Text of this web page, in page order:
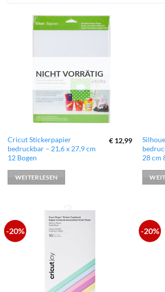
NICHT VORRÄTIG
Cricut Stickerpapier
bedruckbar – 21,6 x 27,9 cm
12 Bogen
€ 12,99
WEITERLESEN
28 cm
-20% -20%